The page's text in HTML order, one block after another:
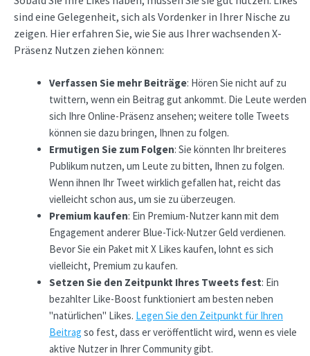
sind eine Gelegenheit, sich als Vordenker in Ihrer Nische zu
zeigen. Hier erfahren Sie, wie Sie aus Ihrer wachsenden X-
Präsenz Nutzen ziehen können:
Verfassen Sie mehr Beiträge: Hören Sie nicht auf zu
twittern, wenn ein Beitrag gut ankommt. Die Leute werden
sich Ihre Online-Präsenz ansehen; weitere tolle Tweets
können sie dazu bringen, Ihnen zu folgen.
Ermutigen Sie zum Folgen: Sie könnten Ihr breiteres
Publikum nutzen, um Leute zu bitten, Ihnen zu folgen.
Wenn ihnen Ihr Tweet wirklich gefallen hat, reicht das
vielleicht schon aus, um sie zu überzeugen.
Premium kaufen: Ein Premium-Nutzer kann mit dem
Engagement anderer Blue-Tick-Nutzer Geld verdienen.
Bevor Sie ein Paket mit X Likes kaufen, lohnt es sich
vielleicht, Premium zu kaufen.
Setzen Sie den Zeitpunkt Ihres Tweets fest: Ein
bezahlter Like-Boost funktioniert am besten neben
"natürlichen" Likes. Legen Sie den Zeitpunkt für Ihren
Beitrag so fest, dass er veröffentlicht wird, wenn es viele
aktive Nutzer in Ihrer Community gibt.